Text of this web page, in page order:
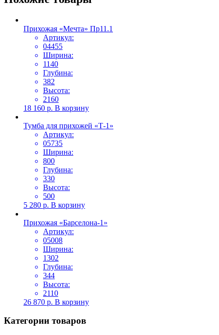
Прихожая «Мечта» Пр11.1
Артикул:
04455
Ширина:
1140
Глубина:
382
Высота:
2160
18 160 р. В корзину
Тумба для прихожей «Т-1»
Артикул:
05735
Ширина:
800
Глубина:
330
Высота:
500
5 280 р. В корзину
Прихожая «Барселона-1»
Артикул:
05008
Ширина:
1302
Глубина:
344
Высота:
2110
26 870 р. В корзину
Категории товаров